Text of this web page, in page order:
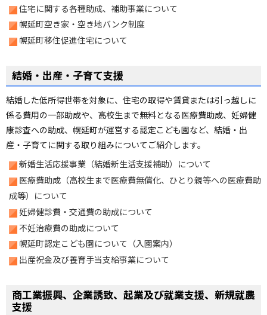
住宅に関する各種助成、補助事業について
幌延町空き家・空き地バンク制度
幌延町移住促進住宅について
結婚・出産・子育て支援
結婚した低所得世帯を対象に、住宅の取得や賃貸または引っ越しに
係る費用の一部助成や、高校生まで無料となる医療費助成、妊婦健
康診査への助成、幌延町が運営する認定こども園など、結婚・出
産・子育てに関する取り組みについてご紹介します。
新婚生活応援事業（結婚新生活支援補助）について
医療費助成（高校生まで医療費無償化、ひとり親等への医療費助
成等）について
妊婦健診費・交通費の助成について
不妊治療費の助成について
幌延町認定こども園について（入園案内）
出産祝金及び養育手当支給事業について
商工業振興、企業誘致、起業及び就業支援、新規就農
支援